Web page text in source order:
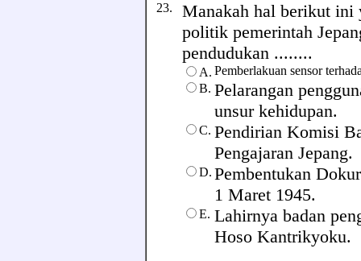
23. Manakah hal berikut ini
politik pemerintah
pendudukan ........
A. Pemberlakuan sensor
B. Pelarangan
unsur kehidupan.
C. Pendirian Komisi
Pengajaran Jepang.
D. Pembentukan
1 Maret 1945.
E. Lahirnya badan
Hoso Kantrikyoku.